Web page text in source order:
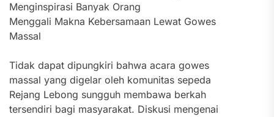
Menginspirasi Banyak Orang
Menggali Makna Kebersamaan Lewat Gowes
Massal
Tidak dapat dipungkiri bahwa acara gowes
massal yang digelar oleh komunitas sepeda
Rejang Lebong sungguh membawa berkah
tersendiri bagi masyarakat. Diskusi mengenai